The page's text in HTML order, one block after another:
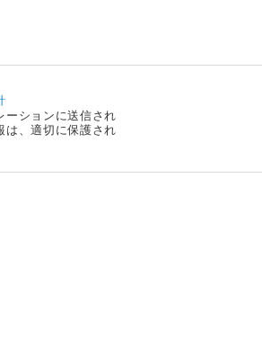
ーションに送信され
は、適切に保護され